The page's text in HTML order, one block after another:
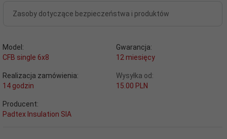
Zasoby dotyczące bezpieczeństwa i produktów
Model:
CFB single 6x8
Gwarancja:
12 miesięcy
Realizacja zamówienia:
14 godzin
Wysyłka od:
15.00 PLN
Producent:
Padtex Insulation SIA